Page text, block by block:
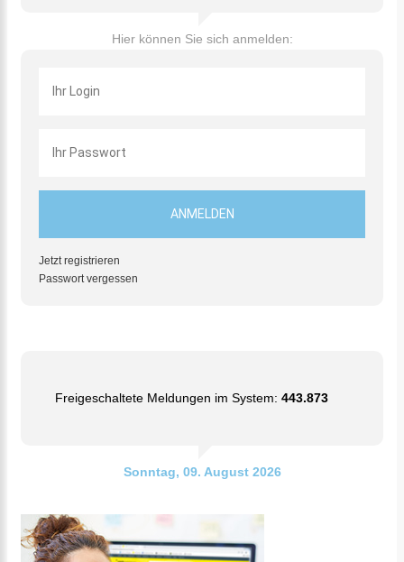
Hier können Sie sich anmelden:
Jetzt registrieren
Passwort vergessen
Freigeschaltete Meldungen im System: 443.873
Sonntag, 09. August 2026